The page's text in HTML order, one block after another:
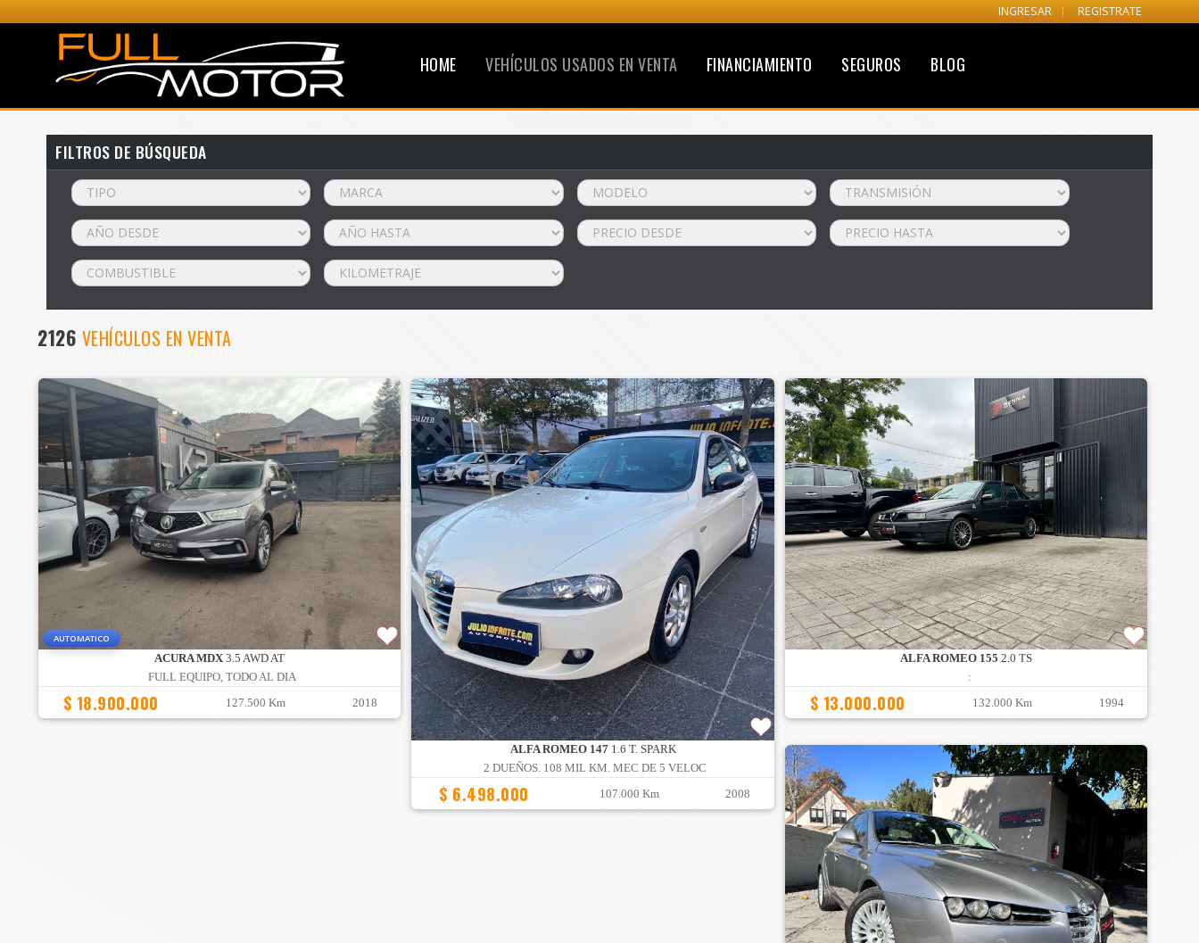
INGRESAR REGISTRATE
HOME VEHÍCULOS USADOS EN VENTA FINANCIAMIENTO SEGUROS BLOG
FILTROS DE BÚSQUEDA
2126 VEHÍCULOS EN VENTA
AUTOMATICO
ACURA MDX 3.5 AWD AT
FULL EQUIPO, TODO AL DIA
$ 18.900.000 127.500 Km 2018
ALFA ROMEO 1471.6 T. SPARK
2 DUEÑOS. 108 MIL KM. MEC DE 5 VELOC
$ 6.498.000 107.000 Km 2008
ALFA ROMEO 155 2.0 TS
:
$ 13.000.000 132.000 Km 1994